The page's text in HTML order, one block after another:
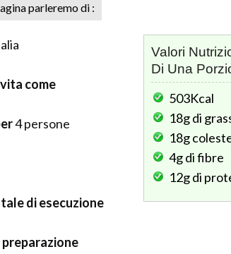
parleremo di :
come
4persone
di esecuzione
preparazione
Valori
Di Una
503Kcal
18gdi
18g
4gdi fibre
12gdi